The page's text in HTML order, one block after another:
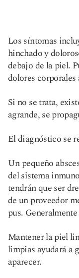
Los síntomas
hinchado y
debajo de la piel.
dolores
Si no se trata,
agrande, se
El diagnóstico se
Un pequeño
del sistema
tendrán que ser
de un proveedor
pus.
Mantener la piel
limpias ayudará a
aparecer.